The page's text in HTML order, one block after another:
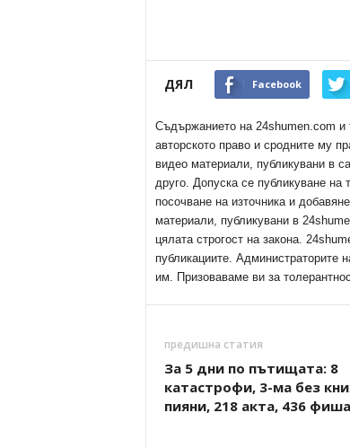
ДЯЛ Facebook
Съдържанието на 24shumen.com и
авторското право и сродните му
видео материали, публикувани в
друго. Допуска се публикуване
посочване на източника и
материали, публикувани в
цялата строгост на закона.
публикациите. Администраторите
им. Призоваваме ви за
предишна статия
За 5 дни по пътищата: 8
катастрофи, 3-ма без
пияни, 218 акта, 436 фиша